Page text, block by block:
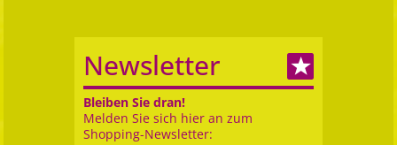
Newsletter
Bleiben Sie dran!
Melden Sie sich hier an zum
Shopping-Newsletter: